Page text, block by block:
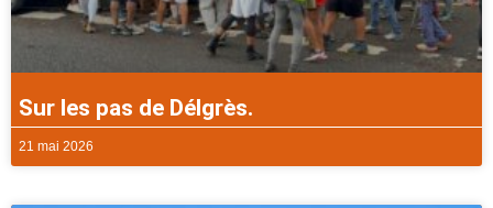
Sur les pas de Délgrès.
21 mai 2026